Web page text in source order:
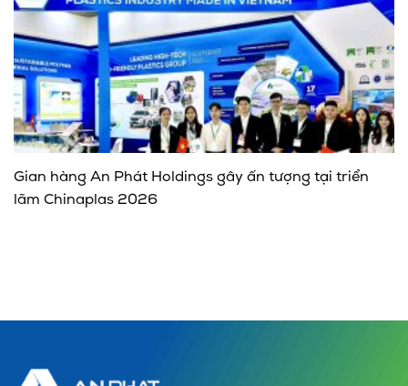
Gian hàng An Phát Holdings gây ấn tượng tại triển
lãm Chinaplas 2026